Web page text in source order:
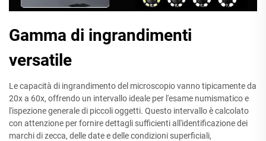
Gamma di ingrandimenti
versatile
Le capacità di ingrandimento del microscopio vanno tipicamente da
20x a 60x, offrendo un intervallo ideale per l'esame numismatico e
l'ispezione generale di piccoli oggetti. Questo intervallo è calcolato
con attenzione per fornire dettagli sufficienti all'identificazione dei
marchi di zecca, delle date e delle condizioni superficiali,